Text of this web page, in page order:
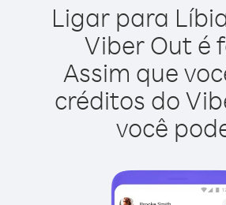
Ligar para
Viber Out é
Assim que
créditos do
você